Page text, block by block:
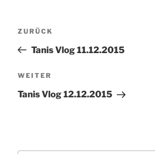
Beitragsnavigation
Vorheriger
Beitrag
ZURÜCK
Tanis Vlog 11.12.2015
Nächster
Beitrag
WEITER
Tanis Vlog 12.12.2015